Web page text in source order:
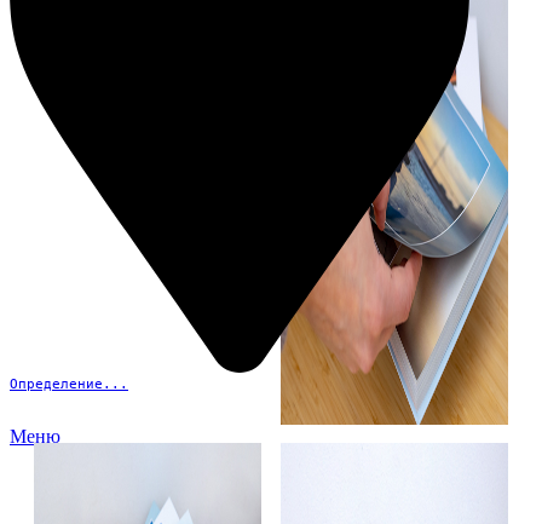
Определение...
Меню